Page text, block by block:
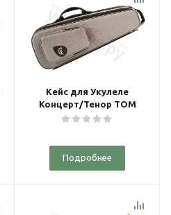
Кейс для Укулеле
Концерт/Тенор TOM
Подробнее